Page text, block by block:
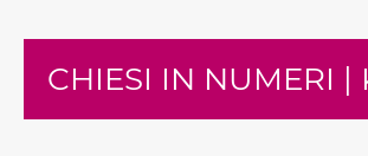
CHIESI IN NUMERI |